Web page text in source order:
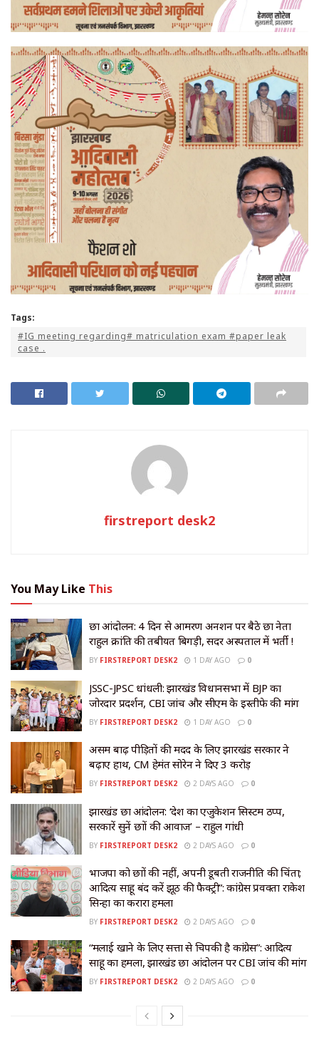
Tags:
#IG meeting regarding# matriculation exam #paper leak
case .
firstreport desk2
You May Like This
छात्र आंदोलन: 4 दिन से आमरण अनशन पर बैठे छात्र नेता
राहुल क्रांति की तबीयत बिगड़ी, सदर अस्पताल में भर्ती !
BY FIRSTREPORT DESK2 1 DAY AGO 0
JSSC-JPSC धांधली: झारखंड विधानसभा में BJP का
जोरदार प्रदर्शन, CBI जांच और सीएम के इस्तीफे की मांग
BY FIRSTREPORT DESK2 1 DAY AGO 0
असम बाढ़ पीड़ितों की मदद के लिए झारखंड सरकार ने
बढ़ाए हाथ, CM हेमंत सोरेन ने दिए ₹3 करोड़
BY FIRSTREPORT DESK2 2 DAYS AGO 0
झारखंड छात्र आंदोलन: ‘देश का एजुकेशन सिस्टम ठप्प,
सरकारें सुनें छात्रों की आवाज’ – राहुल गांधी
BY FIRSTREPORT DESK2 2 DAYS AGO 0
भाजपा को छात्रों की नहीं, अपनी डूबती राजनीति की चिंता;
आदित्य साहू बंद करें झूठ की फैक्ट्री”: कांग्रेस प्रवक्ता राकेश
सिन्हा का करारा हमला
BY FIRSTREPORT DESK2 2 DAYS AGO 0
“मलाई खाने के लिए सत्ता से चिपकी है कांग्रेस”: आदित्य
साहू का हमला, झारखंड छात्र आंदोलन पर CBI जांच की मांग
BY FIRSTREPORT DESK2 2 DAYS AGO 0